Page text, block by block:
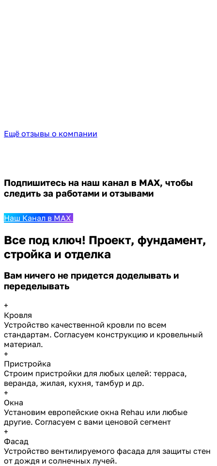
Ещё отзывы о компании
Подпишитесь на наш канал в MAX, чтобы
следить за работами и отзывами
Наш Канал в MAX
Все под ключ! Проект, фундамент,
стройка и отделка
Вам ничего не придется доделывать и
переделывать
+
Кровля
Устройство качественной кровли по всем
стандартам. Согласуем конструкцию и кровельный
материал.
+
Пристройка
Строим пристройки для любых целей: терраса,
веранда, жилая, кухня, тамбур и др.
+
Окна
Установим европейские окна Rehau или любые
другие. Согласуем с вами ценовой сегмент
+
Фасад
Устройство вентилируемого фасада для защиты стен
от дождя и солнечных лучей.